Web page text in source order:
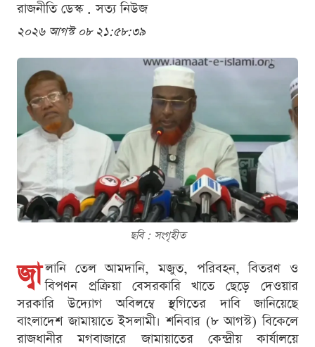
রাজনীতি ডেস্ক . সত্য নিউজ
২০২৬ আগস্ট ০৮ ২১:৫৮:৩৯
ছবি : সংগৃহীত
জ্বা লানি তেল আমদানি, মজুত, পরিবহন, বিতরণ ও
বিপণন প্রক্রিয়া বেসরকারি খাতে ছেড়ে দেওয়ার
সরকারি উদ্যোগ অবিলম্বে স্থগিতের দাবি জানিয়েছে
বাংলাদেশ জামায়াতে ইসলামী। শনিবার (৮ আগস্ট) বিকেলে
রাজধানীর মগবাজারে জামায়াতের কেন্দ্রীয় কার্যালয়ে